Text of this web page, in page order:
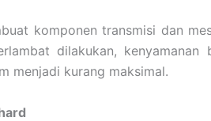
komponen transmisi dan
dilakukan, kenyamanan
menjadi kurang maksimal.